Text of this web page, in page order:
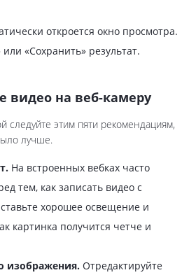
откроется окно просмотра.
«Сохранить» результат.
видео на веб-камеру
следуйте этим пяти рекомендациям,
лучше.
На встроенных вебках часто
тем, как записать видео с
хорошее освещение и
картинка получится четче и
изображения. Отредактируйте